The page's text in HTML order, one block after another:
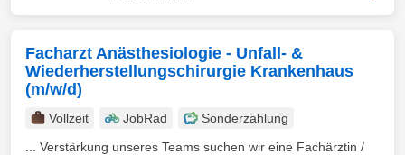
Facharzt Anästhesiologie - Unfall- &
Wiederherstellungschirurgie Krankenhaus
(m/w/d)
Vollzeit JobRad
Sonderzahlung
... Verstärkung unseres Teams suchen wir eine Fachärztin /